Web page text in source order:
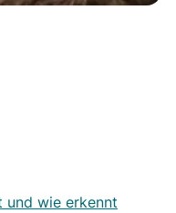
und wie erkennt